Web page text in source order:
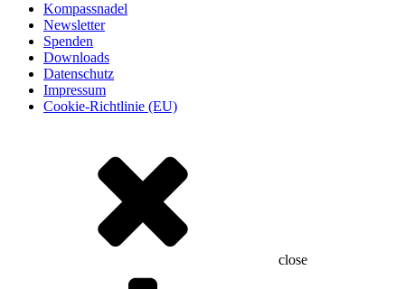
Kompassnadel
Newsletter
Spenden
Downloads
Datenschutz
Impressum
Cookie-Richtlinie (EU)
close